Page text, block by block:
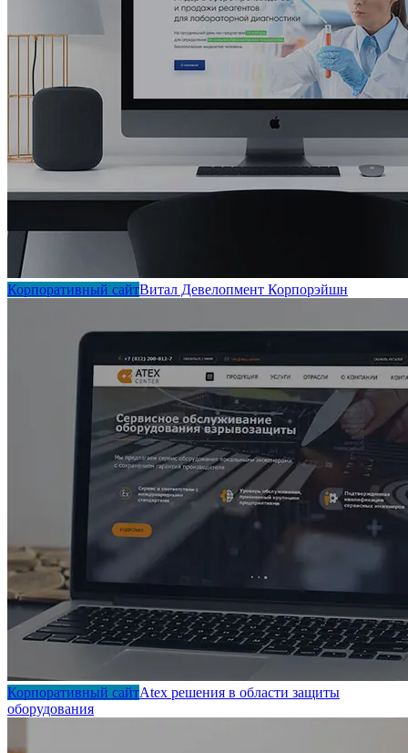
Корпоративный сайтВитал Девелопмент Корпорэйшн
Корпоративный сайтAtex решения в области защиты
оборудования